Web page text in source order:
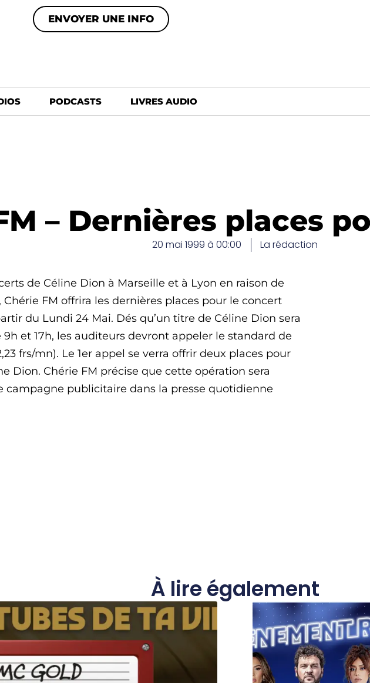
ENVOYER UNE INFO
PODCASTS LIVRES AUDIO
– Dernières places
20 mai 1999 à 00:00 La rédaction
de Céline Dion à Marseille et à Lyon en raison de
Chérie FM offrira les dernières places pour le concert
du Lundi 24 Mai. Dés qu’un titre de Céline Dion sera
et 17h, les auditeurs devront appeler le standard de
frs/mn). Le 1er appel se verra offrir deux places pour
Dion. Chérie FM précise que cette opération sera
campagne publicitaire dans la presse quotidienne
À lire également